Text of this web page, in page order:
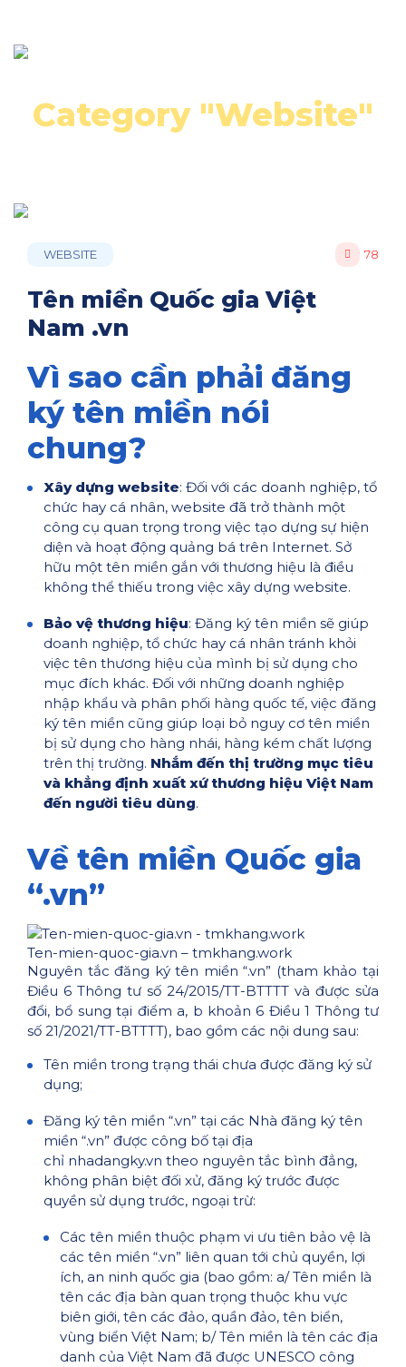
Category "Website"
WEBSITE 78
Tên miền Quốc gia Việt
Nam .vn
Vì sao cần phải đăng
ký tên miền nói
chung?
Xây dựng website: Đối với các doanh nghiệp, tổ
chức hay cá nhân, website đã trở thành một
công cụ quan trọng trong việc tạo dựng sự hiện
diện và hoạt động quảng bá trên Internet. Sở
hữu một tên miền gắn với thương hiệu là điều
không thể thiếu trong việc xây dựng website.
Bảo vệ thương hiệu: Đăng ký tên miền sẽ giúp
doanh nghiệp, tổ chức hay cá nhân tránh khỏi
việc tên thương hiệu của mình bị sử dụng cho
mục đích khác. Đối với những doanh nghiệp
nhập khẩu và phân phối hàng quốc tế, việc đăng
ký tên miền cũng giúp loại bỏ nguy cơ tên miền
bị sử dụng cho hàng nhái, hàng kém chất lượng
trên thị trường. Nhắm đến thị trường mục tiêu
và khẳng định xuất xứ thương hiệu Việt Nam
đến người tiêu dùng.
Về tên miền Quốc gia
“.vn”
Ten-mien-quoc-gia.vn – tmkhang.work
Nguyên tắc đăng ký tên miền “.vn” (tham khảo tại
Điều 6 Thông tư số 24/2015/TT-BTTTT và được sửa
đổi, bổ sung tại điểm a, b khoản 6 Điều 1 Thông tư
số 21/2021/TT-BTTTT), bao gồm các nội dung sau:
Tên miền trong trạng thái chưa được đăng ký sử
dụng;
Đăng ký tên miền “.vn” tại các Nhà đăng ký tên
miền “.vn” được công bố tại địa
chỉ nhadangky.vn theo nguyên tắc bình đẳng,
không phân biệt đối xử, đăng ký trước được
quyền sử dụng trước, ngoại trừ:
Các tên miền thuộc phạm vi ưu tiên bảo vệ là
các tên miền “.vn” liên quan tới chủ quyền, lợi
ích, an ninh quốc gia (bao gồm: a/ Tên miền là
tên các địa bàn quan trọng thuộc khu vực
biên giới, tên các đảo, quần đảo, tên biển,
vùng biển Việt Nam; b/ Tên miền là tên các địa
danh của Việt Nam đã được UNESCO công